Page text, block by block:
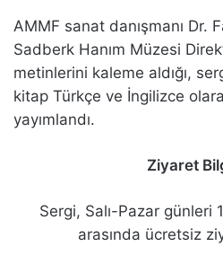
AMMF sanat danışmanı Dr.
Sadberk Hanım Müzesi
metinlerini kaleme aldığı,
kitap Türkçe ve İngilizce
yayımlandı.
Ziyaret
Sergi, Salı-Pazar
arasında ücretsiz